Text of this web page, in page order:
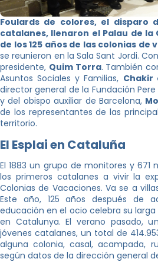
Foulards de colores, el disparo
catalanes, llenaron el Palau de
de los 125 años de las colonias de
se reunieron en la Sala Sant Jordi.
presidente, Quim Torra. También
Asuntos Sociales y Familias, Chakir
director general de la Fundación
y del obispo auxiliar de Barcelona,
de los representantes de las
territorio.
El Esplai en Cataluña
El 1883 un grupo de monitores y 671
los primeros catalanes a vivir la
Colonias de Vacaciones. Va se a
Este año, 125 años después de
educación en el ocio celebra su
en Catalunya. El verano pasado,
jóvenes catalanes, un total de
alguna colonia, casal, acampada,
según datos de la dirección general